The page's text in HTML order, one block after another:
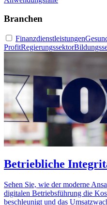
Branchen
Finanzdienstleistungen
ProfitRegierungssektor
Betriebliche
Sehen Sie, wie der moderne
digitalen Betriebsführung die
beschleunigt und das